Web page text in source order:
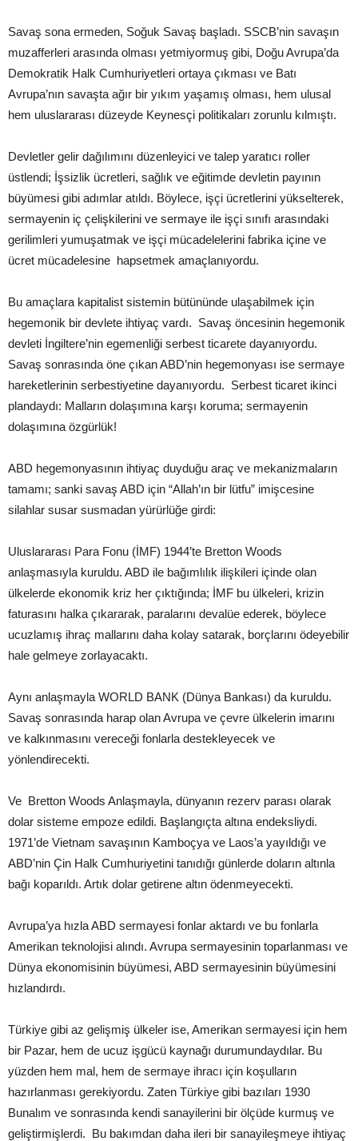
Savaş sona ermeden, Soğuk Savaş başladı. SSCB’nin savaşın
muzafferleri arasında olması yetmiyormuş gibi, Doğu Avrupa’da
Demokratik Halk Cumhuriyetleri ortaya çıkması ve Batı
Avrupa’nın savaşta ağır bir yıkım yaşamış olması, hem ulusal
hem uluslararası düzeyde Keynesçi politikaları zorunlu kılmıştı.
Devletler gelir dağılımını düzenleyici ve talep yaratıcı roller
üstlendi; İşsizlik ücretleri, sağlık ve eğitimde devletin payının
büyümesi gibi adımlar atıldı. Böylece, işçi ücretlerini yükselterek,
sermayenin iç çelişkilerini ve sermaye ile işçi sınıfı arasındaki
gerilimleri yumuşatmak ve işçi mücadelelerini fabrika içine ve
ücret mücadelesine hapsetmek amaçlanıyordu.
Bu amaçlara kapitalist sistemin bütününde ulaşabilmek için
hegemonik bir devlete ihtiyaç vardı. Savaş öncesinin hegemonik
devleti İngiltere’nin egemenliği serbest ticarete dayanıyordu.
Savaş sonrasında öne çıkan ABD’nin hegemonyası ise sermaye
hareketlerinin serbestiyetine dayanıyordu. Serbest ticaret ikinci
plandaydı: Malların dolaşımına karşı koruma; sermayenin
dolaşımına özgürlük!
ABD hegemonyasının ihtiyaç duyduğu araç ve mekanizmaların
tamamı; sanki savaş ABD için “Allah’ın bir lütfu” imişcesine
silahlar susar susmadan yürürlüğe girdi:
Uluslararası Para Fonu (İMF) 1944’te Bretton Woods
anlaşmasıyla kuruldu. ABD ile bağımlılık ilişkileri içinde olan
ülkelerde ekonomik kriz her çıktığında; İMF bu ülkeleri, krizin
faturasını halka çıkararak, paralarını devalüe ederek, böylece
ucuzlamış ihraç mallarını daha kolay satarak, borçlarını ödeyebilir
hale gelmeye zorlayacaktı.
Aynı anlaşmayla WORLD BANK (Dünya Bankası) da kuruldu.
Savaş sonrasında harap olan Avrupa ve çevre ülkelerin imarını
ve kalkınmasını vereceği fonlarla destekleyecek ve
yönlendirecekti.
Ve Bretton Woods Anlaşmayla, dünyanın rezerv parası olarak
dolar sisteme empoze edildi. Başlangıçta altına endeksliydi.
1971’de Vietnam savaşının Kamboçya ve Laos’a yayıldığı ve
ABD’nin Çin Halk Cumhuriyetini tanıdığı günlerde doların altınla
bağı koparıldı. Artık dolar getirene altın ödenmeyecekti.
Avrupa’ya hızla ABD sermayesi fonlar aktardı ve bu fonlarla
Amerikan teknolojisi alındı. Avrupa sermayesinin toparlanması ve
Dünya ekonomisinin büyümesi, ABD sermayesinin büyümesini
hızlandırdı.
Türkiye gibi az gelişmiş ülkeler ise, Amerikan sermayesi için hem
bir Pazar, hem de ucuz işgücü kaynağı durumundaydılar. Bu
yüzden hem mal, hem de sermaye ihracı için koşulların
hazırlanması gerekiyordu. Zaten Türkiye gibi bazıları 1930
Bunalım ve sonrasında kendi sanayilerini bir ölçüde kurmuş ve
geliştirmişlerdi. Bu bakımdan daha ileri bir sanayileşmeye ihtiyaç